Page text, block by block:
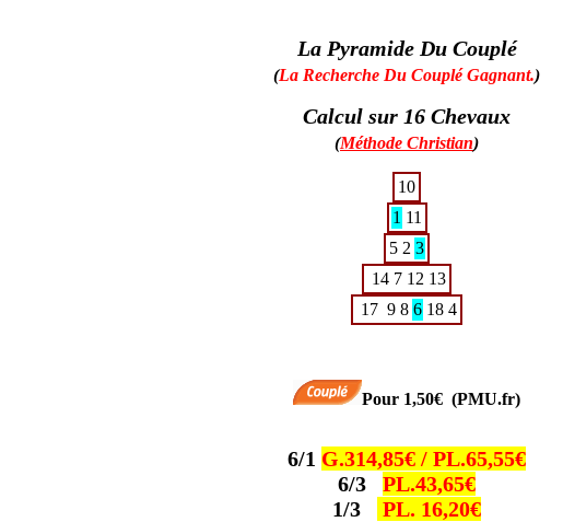
La Pyramide Du Couplé
(La Recherche Du Couplé Gagnant.)
Calcul sur 16 Chevaux
(Méthode Christian)
10
1 11
5 2 3
14 7 12 13
17 9 8 6 18 4
Pour 1,50€ (PMU.fr)
6/1 G.314,85€ / PL.65,55€
6/3
PL.43,65€
1/3
PL. 16,20€